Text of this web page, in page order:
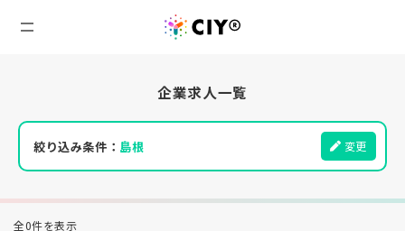
企業求人一覧
絞り込み条件： 島根 変更
全0件を表示